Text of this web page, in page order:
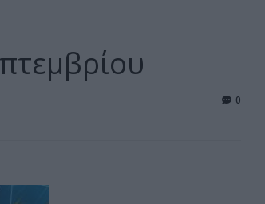
0